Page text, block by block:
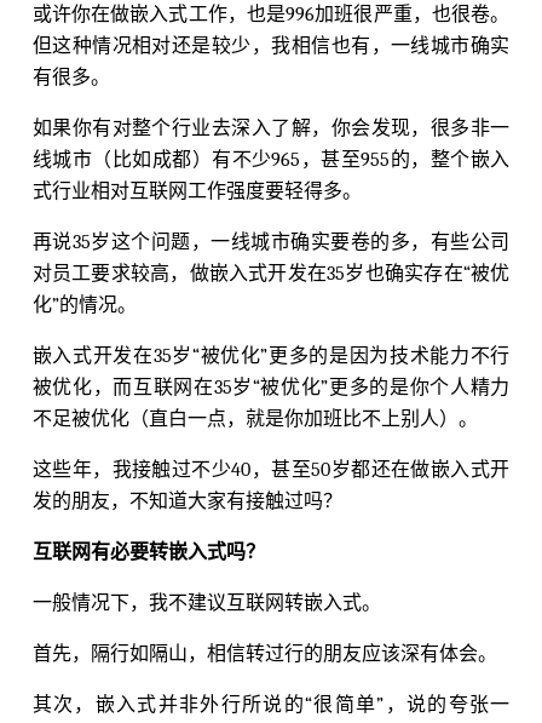
或许你在做嵌入式工作，也是996加班很严重，也很卷。
但这种情况相对还是较少，我相信也有，一线城市确实
有很多。
如果你有对整个行业去深入了解，你会发现，很多非一
线城市（比如成都）有不少965，甚至955的，整个嵌入
式行业相对互联网工作强度要轻得多。
再说35岁这个问题，一线城市确实要卷的多，有些公司
对员工要求较高，做嵌入式开发在35岁也确实存在“被优
化”的情况。
嵌入式开发在35岁“被优化”更多的是因为技术能力不行
被优化，而互联网在35岁“被优化”更多的是你个人精力
不足被优化（直白一点，就是你加班比不上别人）。
这些年，我接触过不少40，甚至50岁都还在做嵌入式开
发的朋友，不知道大家有接触过吗？
互联网有必要转嵌入式吗？
一般情况下，我不建议互联网转嵌入式。
首先，隔行如隔山，相信转过行的朋友应该深有体会。
其次，嵌入式并非外行所说的“很简单”，说的夸张一